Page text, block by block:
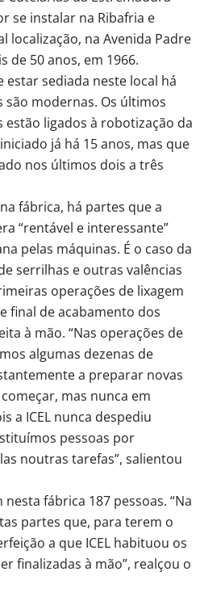
se instalar na Ribafria e
localização, na Avenida Padre
de 50 anos, em 1966.
estar sediada neste local há
são modernas. Os últimos
ligados à robotização da
já há 15 anos, mas que
nos últimos dois a três
fábrica, há partes que a
“rentável e interessante”
pelas máquinas. É o caso da
serrilhas e outras valências
operações de lixagem
final de acabamento dos
à mão. “Nas operações de
algumas dezenas de
a preparar novas
mas nunca em
a ICEL nunca despediu
pessoas por
noutras tarefas”, salientou
fábrica 187 pessoas. “Na
partes que, para terem o
a que ICEL habituou os
finalizadas à mão”, realçou o